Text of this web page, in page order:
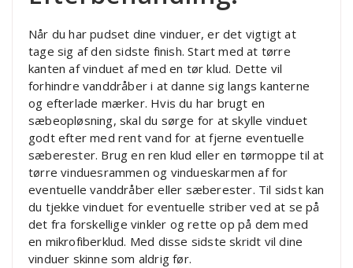
Når du har pudset dine vinduer, er det vigtigt at
tage sig af den sidste finish. Start med at tørre
kanten af vinduet af med en tør klud. Dette vil
forhindre vanddråber i at danne sig langs kanterne
og efterlade mærker. Hvis du har brugt en
sæbeopløsning, skal du sørge for at skylle vinduet
godt efter med rent vand for at fjerne eventuelle
sæberester. Brug en ren klud eller en tørmoppe til at
tørre vinduesrammen og vindueskarmen af for
eventuelle vanddråber eller sæberester. Til sidst kan
du tjekke vinduet for eventuelle striber ved at se på
det fra forskellige vinkler og rette op på dem med
en mikrofiberklud. Med disse sidste skridt vil dine
vinduer skinne som aldrig før.